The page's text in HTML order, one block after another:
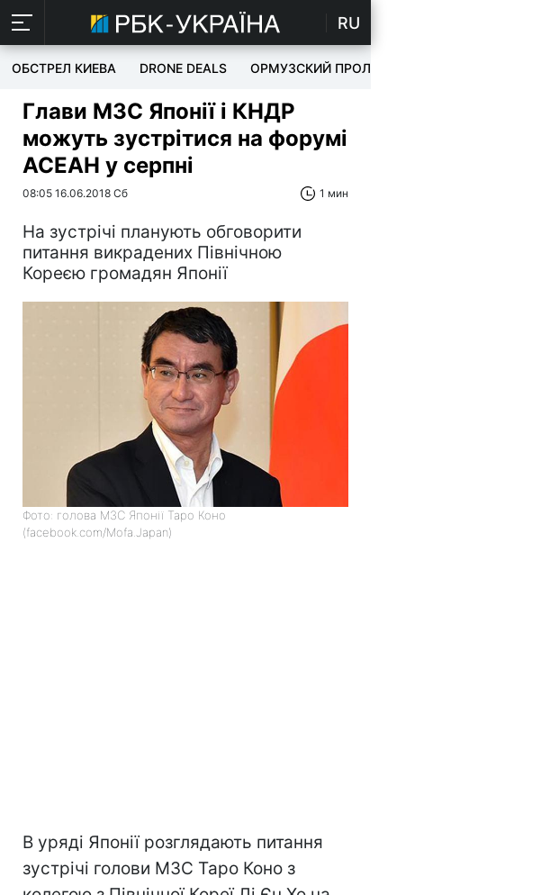
RU
ОБСТРЕЛ КИЕВА DRONE DEALS ОРМУЗСКИЙ ПРОЛИВ
Глави МЗС Японії і КНДР
можуть зустрітися на форумі
АСЕАН у серпні
08:05 16.06.2018 Сб 1 мин
На зустрічі планують обговорити
питання викрадених Північною
Кореєю громадян Японії
Фото: голова МЗС Японії Таро Коно
(facebook.com/Mofa.Japan)
В уряді Японії розглядають питання
зустрічі голови МЗС Таро Коно з